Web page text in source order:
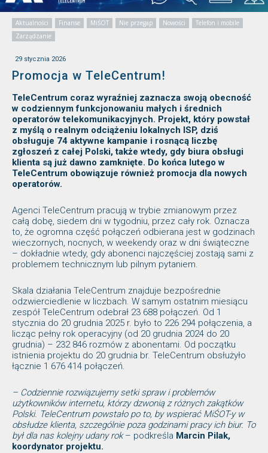
Aktualności Finanse MiŚOT Nie przegap Nowości
Telefon i mobile
Zarządzanie
29 stycznia 2026
Promocja w TeleCentrum!
TeleCentrum coraz wyraźniej zaznacza swoją obecność
w codziennym funkcjonowaniu małych i średnich
operatorów telekomunikacyjnych. Projekt, który powstał
z myślą o realnym odciążeniu lokalnych ISP, dziś
obsługuje 74 aktywne kampanie i rosnącą liczbę
zgłoszeń z całej Polski, także wtedy, gdy biura obsługi
klienta są już dawno zamknięte. Do końca lutego w
TeleCentrum obowiązuje również promocja dla nowych
operatorów.
Agenci TeleCentrum pracują w trybie zmianowym przez
całą dobę, siedem dni w tygodniu, przez cały rok. Oznacza
to, że ogromna część połączeń odbierana jest w godzinach
wieczornych, nocnych, w weekendy oraz w dni świąteczne
– dokładnie wtedy, gdy abonenci najczęściej zostają sami z
problemem technicznym lub pilnym pytaniem.
Skala działania TeleCentrum znajduje bezpośrednie
odzwierciedlenie w liczbach. W samym ostatnim miesiącu
zespół TeleCentrum odebrał 23 688 połączeń. Od 1
stycznia do 20 grudnia 2025 r. było to 226 294 połączenia, a
licząc pełny rok operacyjny (od 20 grudnia 2024 do 20
grudnia) – 232 846 rozmów z abonentami. Od początku
istnienia projektu do 20 grudnia br. TeleCentrum obsłużyło
łącznie 1 676 414 połączeń.
– Codziennie rozwiązujemy setki spraw i problemów
użytkowników internetu, którzy dzwonią z różnych zakątków
Polski. TeleCentrum powstało po to, by wspierać MiŚOT-y w
obsłudze klienta, szczególnie poza godzinami pracy ich biur. To
był dla nas kolejny udany rok– podkreśla Marcin Pilak,
koordynator projektu.